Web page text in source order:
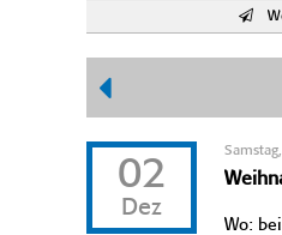
02
Dez
Wo: